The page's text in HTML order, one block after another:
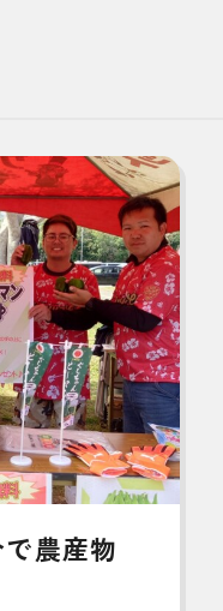
農産物